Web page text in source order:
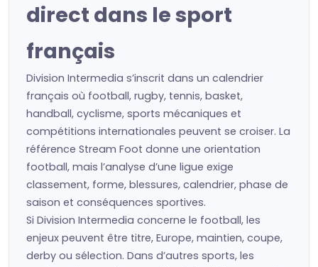
direct dans le sport
français
Division Intermedia s’inscrit dans un calendrier
français où football, rugby, tennis, basket,
handball, cyclisme, sports mécaniques et
compétitions internationales peuvent se croiser. La
référence Stream Foot donne une orientation
football, mais l’analyse d’une ligue exige
classement, forme, blessures, calendrier, phase de
saison et conséquences sportives.
Si Division Intermedia concerne le football, les
enjeux peuvent être titre, Europe, maintien, coupe,
derby ou sélection. Dans d’autres sports, les